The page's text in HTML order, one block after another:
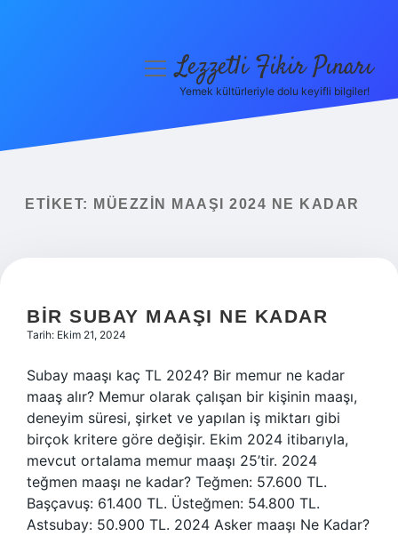
Yasal Uyarı
menüyüLezzetli Fikir Pınarı
Yemek kültürleriyle dolu keyifli bilgiler!
ETIKET: MÜEZZIN MAAŞI 2024 NE KADAR
BIR SUBAY MAAŞI NE KADAR
Tarih: Ekim 21, 2024
Subay maaşı kaç TL 2024? Bir memur ne kadar
maaş alır? Memur olarak çalışan bir kişinin maaşı,
deneyim süresi, şirket ve yapılan iş miktarı gibi
birçok kritere göre değişir. Ekim 2024 itibarıyla,
mevcut ortalama memur maaşı 25’tir. 2024
teğmen maaşı ne kadar? Teğmen: 57.600 TL.
Başçavuş: 61.400 TL. Üsteğmen: 54.800 TL.
Astsubay: 50.900 TL. 2024 Asker maaşı Ne Kadar?